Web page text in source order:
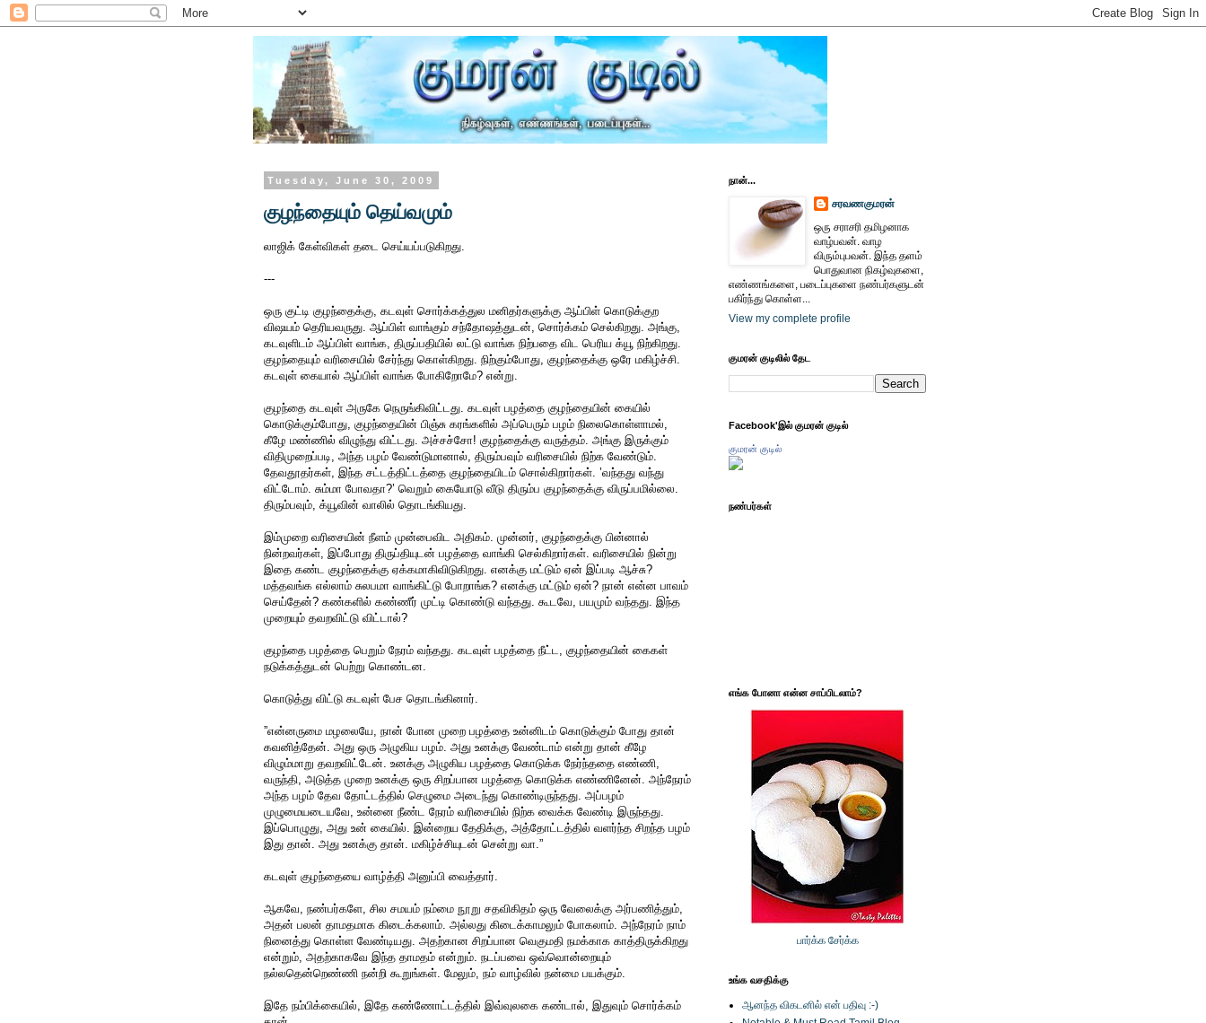
Tuesday, June 30, 2009
குழந்தையும் தெய்வமும்
லாஜிக் கேள்விகள் தடை செய்யப்படுகிறது.
---
ஒரு குட்டி குழந்தைக்கு, கடவுள் சொர்க்கத்துல மனிதர்களுக்கு ஆப்பிள் கொடுக்குற
விஷயம் தெரியவருது. ஆப்பிள் வாங்கும் சந்தோஷத்துடன், சொர்க்கம் செல்கிறது. அங்கு,
கடவுளிடம் ஆப்பிள் வாங்க, திருப்பதியில் லட்டு வாங்க நிற்பதை விட பெரிய க்யூ நிற்கிறது.
குழந்தையும் வரிசையில் சேர்ந்து கொள்கிறது. நிற்கும்போது, குழந்தைக்கு ஒரே மகிழ்ச்சி.
கடவுள் கையால் ஆப்பிள் வாங்க போகிறோமே? என்று.
குழந்தை கடவுள் அருகே நெருங்கிவிட்டது. கடவுள் பழத்தை குழந்தையின் கையில்
கொடுக்கும்போது, குழந்தையின் பிஞ்சு கரங்களில் அப்பெரும் பழம் நிலைகொள்ளாமல்,
கீழே மண்ணில் விழுந்து விட்டது. அச்சச்சோ! குழந்தைக்கு வருத்தம். அங்கு இருக்கும்
விதிமுறைப்படி, அந்த பழம் வேண்டுமானால், திரும்பவும் வரிசையில் நிற்க வேண்டும்.
தேவதூதர்கள், இந்த சட்டத்திட்டத்தை குழந்தையிடம் சொல்கிறார்கள். ’வந்தது வந்து
விட்டோம். சும்மா போவதா?’ வெறும் கையோடு வீடு திரும்ப குழந்தைக்கு விருப்பமில்லை.
திரும்பவும், க்யூவின் வாலில் தொடங்கியது.
இம்முறை வரிசையின் நீளம் முன்பைவிட அதிகம். முன்னர், குழந்தைக்கு பின்னால்
நின்றவர்கள், இப்போது திருப்தியுடன் பழத்தை வாங்கி செல்கிறார்கள். வரிசையில் நின்று
இதை கண்ட குழந்தைக்கு ஏக்கமாகிவிடுகிறது. எனக்கு மட்டும் ஏன் இப்படி ஆச்சு?
மத்தவங்க எல்லாம் சுலபமா வாங்கிட்டு போறாங்க? எனக்கு மட்டும் ஏன்? நான் என்ன பாவம்
செய்தேன்? கண்களில் கண்ணீர் முட்டி கொண்டு வந்தது. கூடவே, பயமும் வந்தது. இந்த
முறையும் தவறவிட்டு விட்டால்?
குழந்தை பழத்தை பெறும் நேரம் வந்தது. கடவுள் பழத்தை நீட்ட, குழந்தையின் கைகள்
நடுக்கத்துடன் பெற்று கொண்டன.
கொடுத்து விட்டு கடவுள் பேச தொடங்கினார்.
”என்னருமை மழலையே, நான் போன முறை பழத்தை உன்னிடம் கொடுக்கும் போது தான்
கவனித்தேன். அது ஒரு அழுகிய பழம். அது உனக்கு வேண்டாம் என்று தான் கீழே
விழும்மாறு தவறவிட்டேன். உனக்கு அழுகிய பழத்தை கொடுக்க நேர்ந்ததை எண்ணி,
வருந்தி, அடுத்த முறை உனக்கு ஒரு சிறப்பான பழத்தை கொடுக்க எண்ணினேன். அந்நேரம்
அந்த பழம் தேவ தோட்டத்தில் செழுமை அடைந்து கொண்டிருந்தது. அப்பழம்
முழுமையடையவே, உன்னை நீண்ட நேரம் வரிசையில் நிற்க வைக்க வேண்டி இருந்தது.
இப்பொழுது, அது உன் கையில். இன்றைய தேதிக்கு, அத்தோட்டத்தில் வளர்ந்த சிறந்த பழம்
இது தான். அது உனக்கு தான். மகிழ்ச்சியுடன் சென்று வா.”
கடவுள் குழந்தையை வாழ்த்தி அனுப்பி வைத்தார்.
ஆகவே, நண்பர்களே, சில சமயம் நம்மை நூறு சதவிகிதம் ஒரு வேலைக்கு அர்பணித்தும்,
அதன் பலன் தாமதமாக கிடைக்கலாம். அல்லது கிடைக்காமலும் போகலாம். அந்நேரம் நாம்
நினைத்து கொள்ள வேண்டியது. அதற்கான சிறப்பான வெகுமதி நமக்காக காத்திருக்கிறது
என்றும், அதற்காகவே இந்த தாமதம் என்றும். நடப்பவை ஒவ்வொன்றையும்
நல்லதென்றெண்ணி நன்றி கூறுங்கள். மேலும், நம் வாழ்வில் நன்மை பயக்கும்.
இதே நம்பிக்கையில், இதே கண்ணோட்டத்தில் இவ்வுலகை கண்டால், இதுவும் சொர்க்கம்
நான்...
சரவணகுமரன்
ஒரு சராசரி தமிழனாக
வாழ்பவன். வாழ
விரும்புபவன். இந்த தளம்
பொதுவான நிகழ்வுகளை,
எண்ணங்களை, படைப்புகளை நண்பர்களுடன்
பகிர்ந்து கொள்ள...
View my complete profile
குமரன் குடிலில் தேட
Facebook'இல் குமரன் குடில்
குமரன் குடில்
நண்பர்கள்
எங்க போனா என்ன சாப்பிடலாம்?
பார்க்க சேர்க்க
உங்க வசதிக்கு
ஆனந்த விகடனில் என் பதிவு :-)